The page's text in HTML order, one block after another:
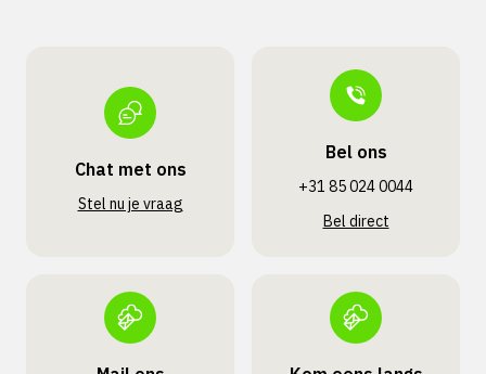
Chat met ons
Stel nu je vraag
Bel ons
+31 85 024 0044
Bel direct